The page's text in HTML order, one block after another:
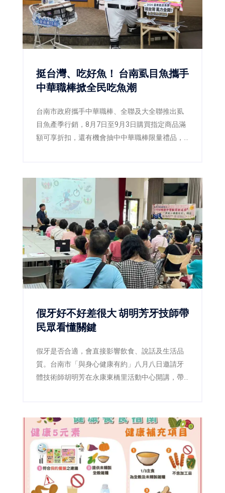
挺台灣、吃好魚！ 台南虱目魚攜手
中華職棒掀全民吃魚潮
台南市政府攜手中華職棒、全聯及大全聯推出虱
目魚產季行銷，8月7日至9月3日購買指定商品滿
額可享折扣，還有機會抽中中華職棒限量禮品，
假牙好不好差很大 胡明芳牙技師帶
民眾看懂關鍵
假牙是否合適，會直接影響飲食、說話及生活品
質。台南市「與身心健康有約」八月八日邀請牙
體技術師胡明芳在永康東橋里活動中心開講，帶